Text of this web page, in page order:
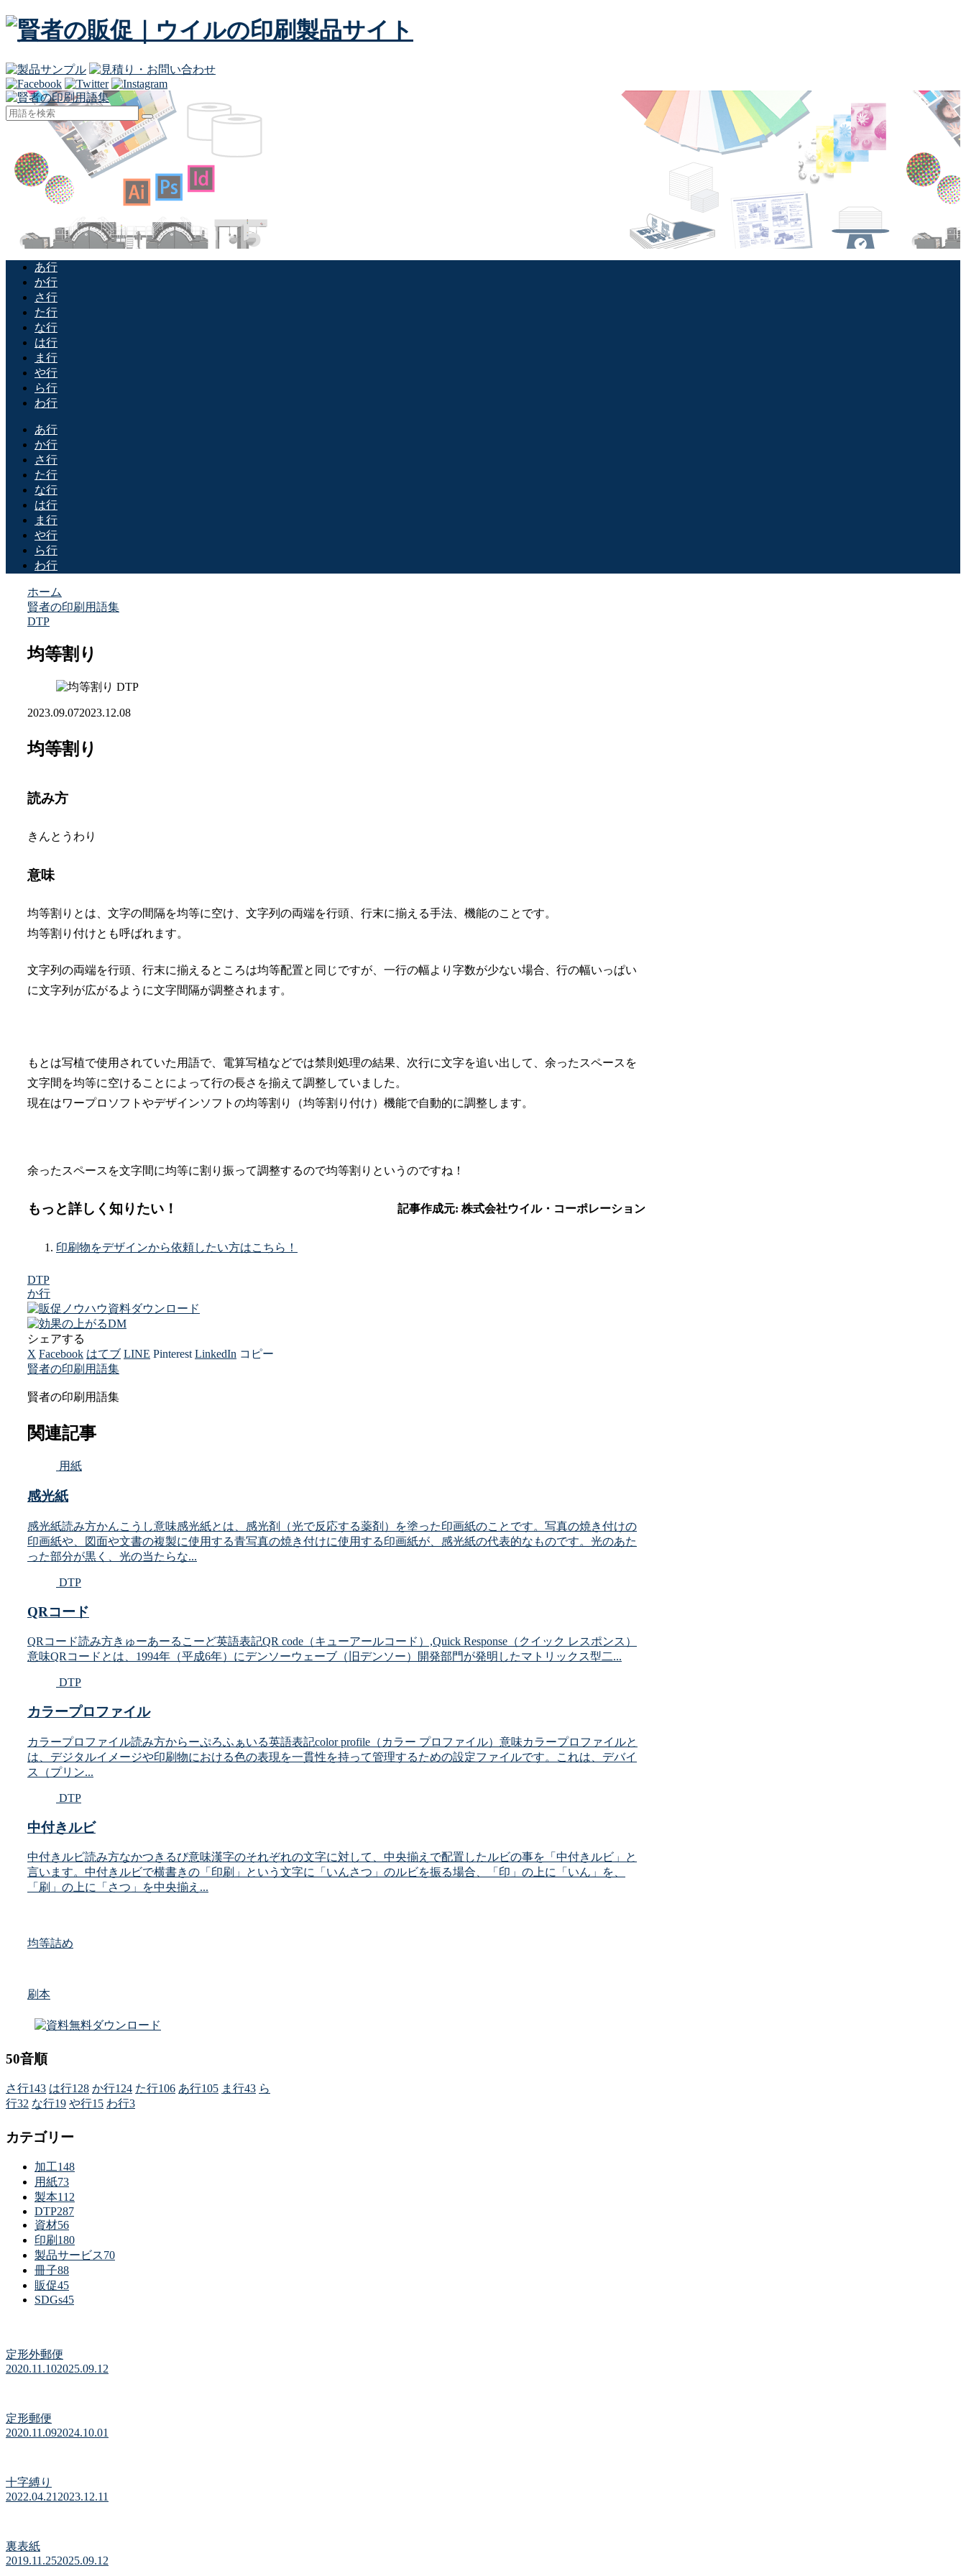
あ行
か行
さ行
た行
な行
は行
ま行
や行
ら行
わ行
あ行
か行
さ行
た行
な行
は行
ま行
や行
ら行
わ行
ホーム
賢者の印刷用語集
DTP
均等割り
DTP
2023.09.072023.12.08
均等割り
読み方
きんとうわり
意味
均等割りとは、文字の間隔を均等に空け、文字列の両端を行頭、行末に揃える手法、機能のことです。
均等割り付けとも呼ばれます。
文字列の両端を行頭、行末に揃えるところは均等配置と同じですが、一行の幅より字数が少ない場合、行の幅いっぱい
に文字列が広がるように文字間隔が調整されます。
もとは写植で使用されていた用語で、電算写植などでは禁則処理の結果、次行に文字を追い出して、余ったスペースを
文字間を均等に空けることによって行の長さを揃えて調整していました。
現在はワープロソフトやデザインソフトの均等割り（均等割り付け）機能で自動的に調整します。
余ったスペースを文字間に均等に割り振って調整するので均等割りというのですね！
もっと詳しく知りたい！
印刷物をデザインから依頼したい方はこちら！
DTP
か行
シェアする
X Facebook はてブ LINE Pinterest LinkedIn コピー
賢者の印刷用語集
賢者の印刷用語集
関連記事
用紙
感光紙
感光紙読み方かんこうし意味感光紙とは、感光剤（光で反応する薬剤）を塗った印画紙のことです。写真の焼き付けの
印画紙や、図面や文書の複製に使用する青写真の焼き付けに使用する印画紙が、感光紙の代表的なものです。光のあた
った部分が黒く、光の当たらな...
DTP
QRコード
QRコード読み方きゅーあーるこーど英語表記QR code（キューアールコード）,Quick Response（クイック レスポンス）
意味QRコードとは、1994年（平成6年）にデンソーウェーブ（旧デンソー）開発部門が発明したマトリックス型二...
DTP
カラープロファイル
カラープロファイル読み方からーぷろふぁいる英語表記color profile（カラー プロファイル）意味カラープロファイルと
は、デジタルイメージや印刷物における色の表現を一貫性を持って管理するための設定ファイルです。これは、デバイ
ス（プリン...
DTP
中付きルビ
中付きルビ読み方なかつきるび意味漢字のそれぞれの文字に対して、中央揃えで配置したルビの事を「中付きルビ」と
言います。中付きルビで横書きの「印刷」という文字に「いんさつ」のルビを振る場合、「印」の上に「いん」を、
「刷」の上に「さつ」を中央揃え...
均等詰め
刷本
50音順
さ行143 は行128 か行124 た行106 あ行105 ま行43 ら
行32 な行19 や行15 わ行3
カテゴリー
加工148
用紙73
製本112
DTP287
資材56
印刷 180
製品サービス70
冊子88
販促45
SDGs45
定形外郵便
2020.11.102025.09.12
定形郵便
2020.11.092024.10.01
十字縛り
2022.04.21 2023.12.11
裏表紙
2019.11.252025.09.12